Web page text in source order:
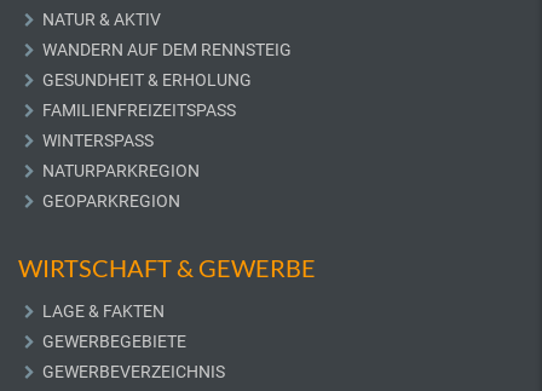
NATUR & AKTIV
WANDERN AUF DEM RENNSTEIG
GESUNDHEIT & ERHOLUNG
FAMILIENFREIZEITSPASS
WINTERSPASS
NATURPARKREGION
GEOPARKREGION
WIRTSCHAFT & GEWERBE
LAGE & FAKTEN
GEWERBEGEBIETE
GEWERBEVERZEICHNIS